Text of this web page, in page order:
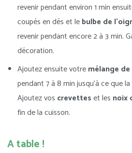
revenir pendant environ 1 min
coupés en dés et lebulbe de
revenir pendant encore 2 à 3 min.
décoration.
Ajoutez ensuite votremélange de
pendant 7 à 8 min jusqu’à ce que
Ajoutez vos crevetteset les noix
fin de la cuisson.
A table !